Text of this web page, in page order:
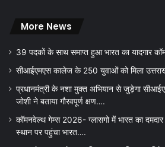
More News
39 पदकों के साथ समाप्त हुआ भारत का यादगार
सीआईएमएस कालेज के 250 युवाओं को मिला
प्रधानमंत्री के नशा मुक्त अभियान से जुड़ेगा
जोशी ने बताया गौरवपूर्ण क्षण….
कॉमनवेल्थ गेम्स 2026- ग्लासगो में भारत का
स्थान पर पहुंचा भारत….